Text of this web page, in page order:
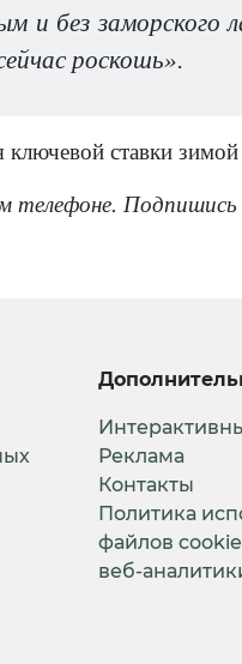
и без
роскошь».
ставки
телефоне.
Реклама
Контакты
Политика
файлов
веб-